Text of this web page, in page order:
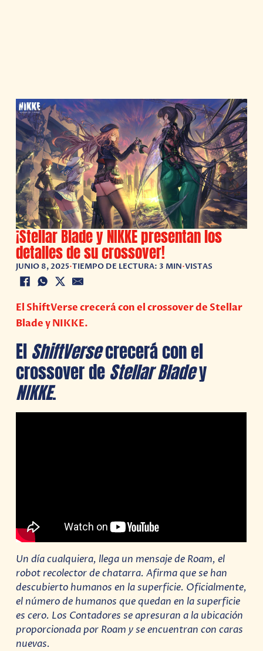
¡Stellar Blade y NIKKE presentan los
detalles de su crossover!
JUNIO 8, 2025•TIEMPO DE LECTURA: 3 MIN•VISTAS
El ShiftVerse crecerá con el crossover de Stellar
Blade y NIKKE.
El ShiftVersecrecerá con el
crossover de Stellar Bladey
NIKKE.
Un día cualquiera, llega un mensaje de Roam, el
robot recolector de chatarra. Afirma que se han
descubierto humanos en la superficie. Oficialmente,
el número de humanos que quedan en la superficie
es cero. Los Contadores se apresuran a la ubicación
proporcionada por Roam y se encuentran con caras
nuevas.